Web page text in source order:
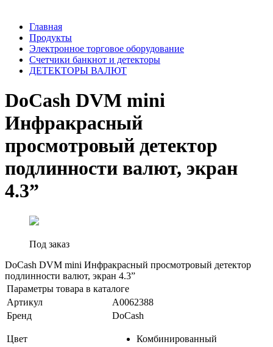
Главная
Продукты
Электронное торговое оборудование
Счетчики банкнот и детекторы
ДЕТЕКТОРЫ ВАЛЮТ
DoCash DVM mini
Инфракрасный
просмотровый детектор
подлинности валют, экран
4.3”
Под заказ
DoCash DVM mini Инфракрасный просмотровый детектор
подлинности валют, экран 4.3”
Параметры товара в каталоге
Артикул
А0062388
Бренд
DoCash
Цвет Комбинированный